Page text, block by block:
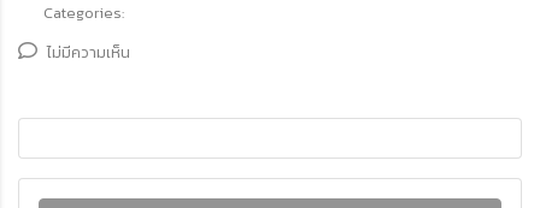
Categories:
ไม่มีความเห็น